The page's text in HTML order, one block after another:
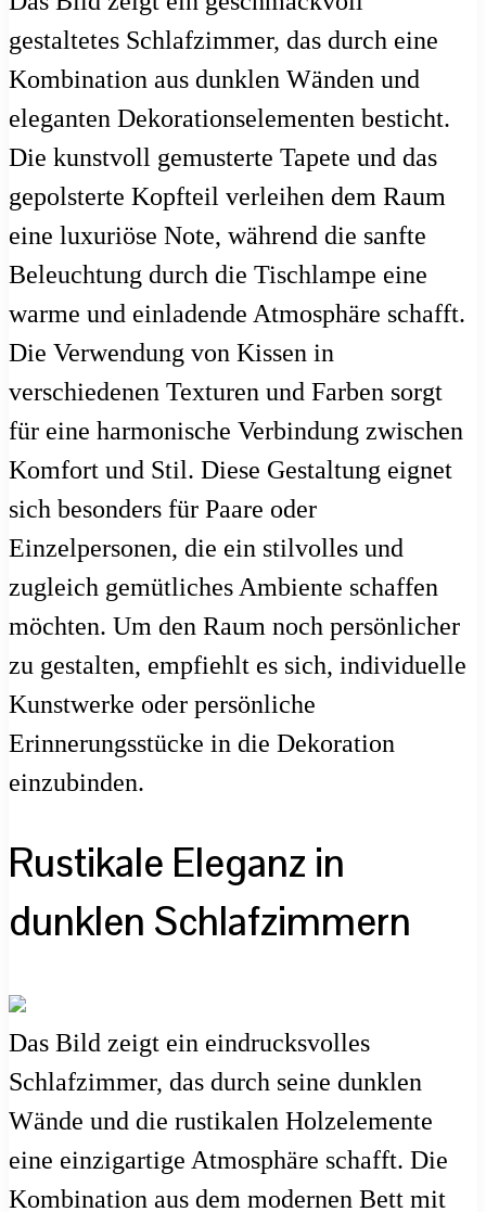
gestaltetes Schlafzimmer, das durch eine
Kombination aus dunklen Wänden und
eleganten Dekorationselementen besticht.
Die kunstvoll gemusterte Tapete und das
gepolsterte Kopfteil verleihen dem Raum
eine luxuriöse Note, während die sanfte
Beleuchtung durch die Tischlampe eine
warme und einladende Atmosphäre schafft.
Die Verwendung von Kissen in
verschiedenen Texturen und Farben sorgt
für eine harmonische Verbindung zwischen
Komfort und Stil. Diese Gestaltung eignet
sich besonders für Paare oder
Einzelpersonen, die ein stilvolles und
zugleich gemütliches Ambiente schaffen
möchten. Um den Raum noch persönlicher
zu gestalten, empfiehlt es sich, individuelle
Kunstwerke oder persönliche
Erinnerungsstücke in die Dekoration
einzubinden.
Rustikale Eleganz in
dunklen Schlafzimmern
Das Bild zeigt ein eindrucksvolles
Schlafzimmer, das durch seine dunklen
Wände und die rustikalen Holzelemente
eine einzigartige Atmosphäre schafft. Die
Kombination aus dem modernen Bett mit